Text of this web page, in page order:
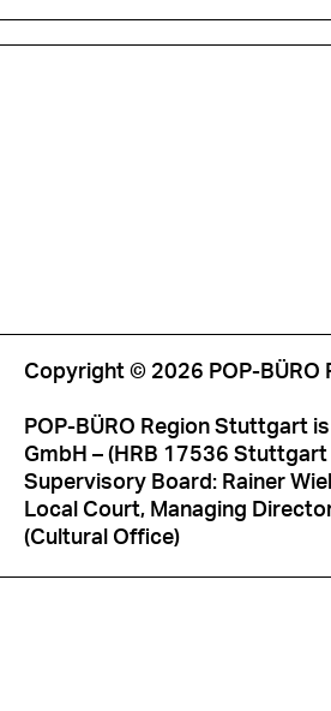
Copyright © 2026 POP-
POP-BÜRO Region Stuttgart
GmbH – (HRB 17536
Supervisory Board: Rainer
Local Court, Managing
(Cultural Office)